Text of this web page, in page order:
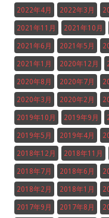
2022年4月 2022年3月
2021年11月 2021年10月
2021年6月 2021年5月
2021年1月 2020年12月
2020年8月 2020年7月
2020年3月 2020年2月
2019年10月 2019年9月
2019年5月 2019年4月
2018年12月 2018年11月
2018年7月 2018年6月
2018年2月 2018年1月
2017年9月 2017年8月